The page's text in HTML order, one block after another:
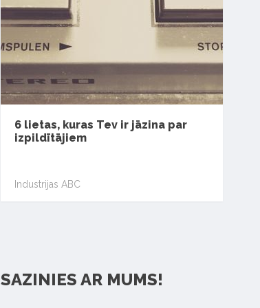
6 lietas, kuras Tev ir jāzina par
izpildītājiem
Industrijas ABC
SAZINIES AR MUMS!